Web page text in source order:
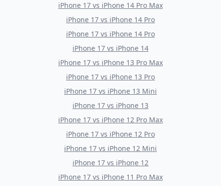
iPhone 17 vs iPhone 14 Pro Max
iPhone 17 vs iPhone 14 Pro
iPhone 17 vs iPhone 14 Pro
iPhone 17 vs iPhone 14
iPhone 17 vs iPhone 13 Pro Max
iPhone 17 vs iPhone 13 Pro
iPhone 17 vs iPhone 13 Mini
iPhone 17 vs iPhone 13
iPhone 17 vs iPhone 12 Pro Max
iPhone 17 vs iPhone 12 Pro
iPhone 17 vs iPhone 12 Mini
iPhone 17 vs iPhone 12
iPhone 17 vs iPhone 11 Pro Max